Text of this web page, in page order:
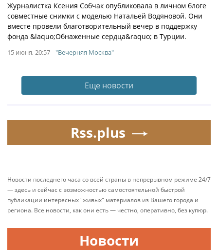
Журналистка Ксения Собчак опубликовала в личном блоге
совместные снимки с моделью Натальей Водяновой. Они
вместе провели благотворительный вечер в поддержку
фонда &laquo;Обнаженные сердца&raquo; в Турции.
15 июня, 20:57 "Вечерняя Москва"
Еще новости
Rss.plus
Новости последнего часа со всей страны в непрерывном режиме 24/7
— здесь и сейчас с возможностью самостоятельной быстрой
публикации интересных "живых" материалов из Вашего города и
региона. Все новости, как они есть — честно, оперативно, без купюр.
Новости